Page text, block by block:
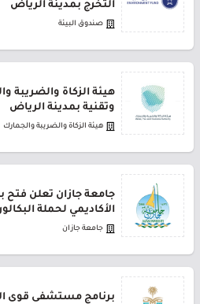
التخرج بمدينة الرياض
صندوق البيئة
هيئة الزكاة والضريبة
وتقنية بمدينة الرياض
هيئة الزكاة والضريبة والجمارك
جامعة جازان تعلن فتح
الأكاديمي لحملة
جامعة جازان
برنامج مستشفى قوى